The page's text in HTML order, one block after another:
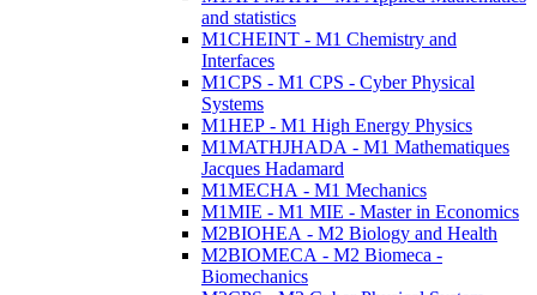
and statistics
M1CHEINT - M1 Chemistry and
Interfaces
M1CPS - M1 CPS - Cyber Physical
Systems
M1HEP - M1 High Energy Physics
M1MATHJHADA - M1 Mathematiques
Jacques Hadamard
M1MECHA - M1 Mechanics
M1MIE - M1 MIE - Master in Economics
M2BIOHEA - M2 Biology and Health
M2BIOMECA - M2 Biomeca -
Biomechanics